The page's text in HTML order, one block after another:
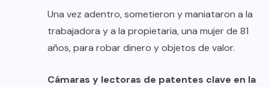
Una vez adentro, sometieron y maniataron a la
trabajadora y a la propietaria, una mujer de 81
años, para robar dinero y objetos de valor.
Cámaras y lectoras de patentes clave en la